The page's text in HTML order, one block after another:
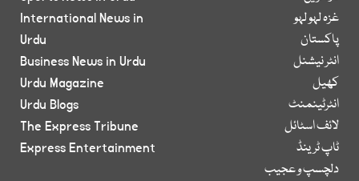
غزہ لہو لہو
پاکستان
انٹر نیشنل
کھیل
انٹرٹینمنٹ
لائف اسٹائل
ٹاپ ٹرینڈ
دلچسپ و عجیب
International News in
Urdu
Business News in Urdu
Urdu Magazine
Urdu Blogs
The Express Tribune
Express Entertainment